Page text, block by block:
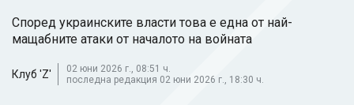
Според украинските власти това е една от най-
мащабните атаки от началото на войната
Клуб 'Z'
02 юни 2026 г., 08:51 ч.
последна редакция 02 юни 2026 г., 18:30 ч.